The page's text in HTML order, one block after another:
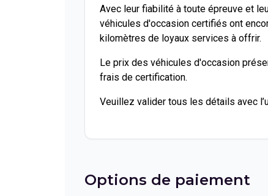
Avec leur fiabilité à toute épreuve et
véhicules d'occasion certifiés ont
kilomètres de loyaux services à offrir.
Le prix des véhicules d'occasion
frais de certification.
Veuillez valider tous les détails avec
Options de paiement